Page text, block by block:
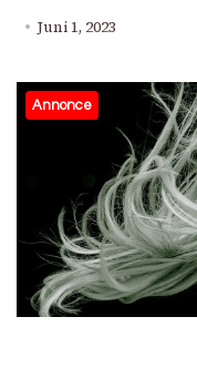
Juni 1, 2023
Annonce